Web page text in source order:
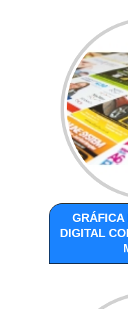
GRÁFICA
DIGITAL